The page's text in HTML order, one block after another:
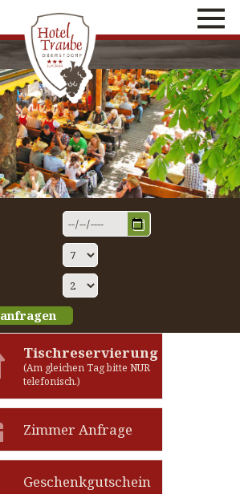
anfragen
Tischreservierung
(Am gleichen Tag bitte NUR
telefonisch.)
Zimmer Anfrage
Geschenkgutschein